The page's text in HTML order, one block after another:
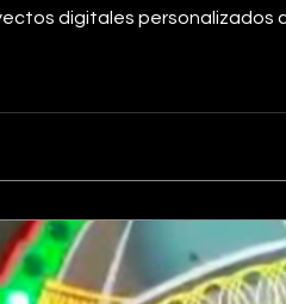
digitales personalizados